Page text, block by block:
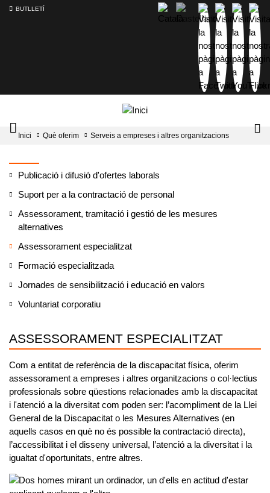
BUTLLETÍ
Mobile
menu
Inici Què oferim Serveis a empreses i altres organitzacions
Publicació i difusió d'ofertes laborals
Suport per a la contractació de personal
Assessorament, tramitació i gestió de les mesures
alternatives
Assessorament especialitzat
Formació especialitzada
Jornades de sensibilització i educació en valors
Voluntariat corporatiu
ASSESSORAMENT ESPECIALITZAT
Com a entitat de referència de la discapacitat física, oferim
assessorament a empreses i altres organitzacions o col·lectius
professionals sobre qüestions relacionades amb la discapacitat
i l'atenció a la diversitat com poden ser: l’acompliment de la Llei
General de la Discapacitat o les Mesures Alternatives (en
aquells casos en què no és possible la contractació directa),
l’accessibilitat i el disseny universal, l’atenció a la diversitat i la
igualtat d'oportunitats, entre altres.